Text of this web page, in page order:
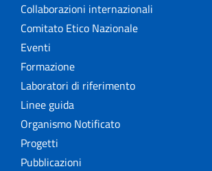
Collaborazioni internazionali
Comitato Etico Nazionale
Eventi
Formazione
Laboratori di riferimento
Linee guida
Organismo Notificato
Progetti
Pubblicazioni